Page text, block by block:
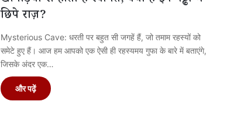
छिपे राज़?
Mysterious Cave: धरती पर बहुत सी जगहें हैं, जो तमाम रहस्यों को
समेटे हुए हैं। आज हम आपको एक ऐसी ही रहस्यमय गुफा के बारे में बताएंगे,
जिसके अंदर एक…
और पढ़ें